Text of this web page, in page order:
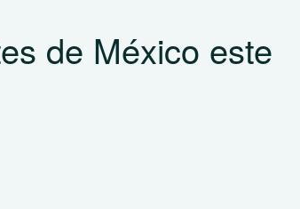
de México este